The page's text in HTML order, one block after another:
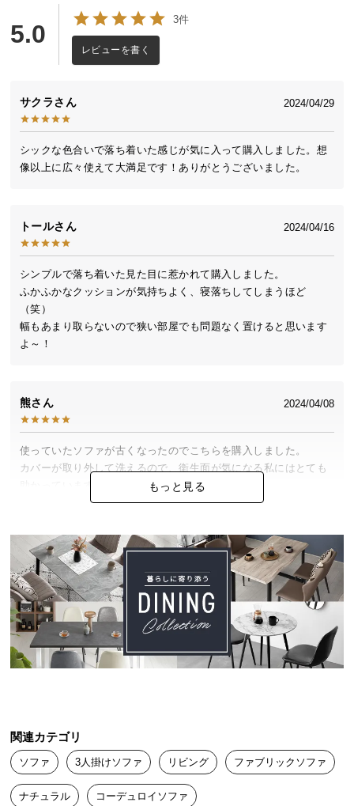
料
て
型
配
送
に
つ
い
て
商
品
の
配
送
小
型
商
品
の
配
い
て
開
5.0
3件
レビューを書く
サクラ 2024/04/29
シックな色合いで落ち着いた感じが気に入って購入しました。想
像以上に広々使えて大満足です！ありがとうございました。
トール 2024/04/16
シンプルで落ち着いた見た目に惹かれて購入しました。
ふかふかなクッションが気持ちよく、寝落ちしてしまうほど
（笑）
幅もあまり取らないので狭い部屋でも問題なく置けると思います
よ～！
熊 2024/04/08
使っていたソファが古くなったのでこちらを購入しました。
カバーが取り外して洗えるので、衛生面が気になる私にはとても
ありがとうございます！
もっと見る
関連カテゴリ
ソファ 3人掛けソファ リビング ファブリックソファ
ナチュラル コーデュロイソファ